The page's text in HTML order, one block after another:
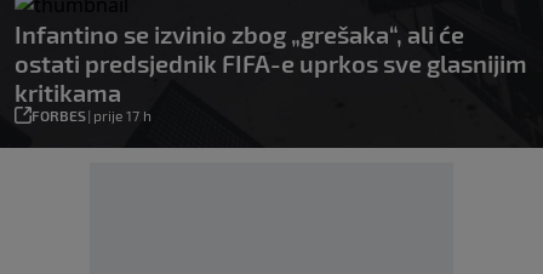
Infantino se izvinio zbog „grešaka“, ali će
ostati predsjednik FIFA-e uprkos sve glasnijim
kritikama
FORBES| prije 17 h